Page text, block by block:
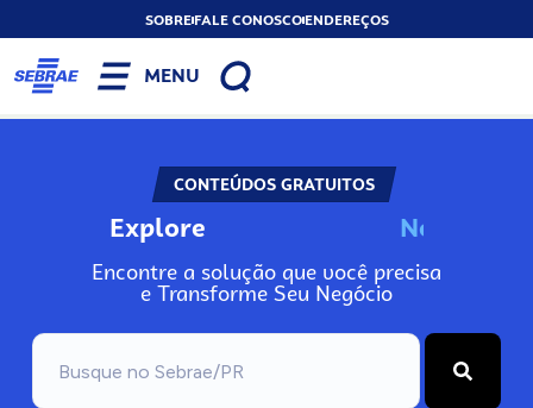
SOBREFALE CONOSCOENDEREÇOS
MENU
CONTEÚDOS GRATUITOS
Explore N
Encontre a solução que você precisa
e Transforme Seu Negócio